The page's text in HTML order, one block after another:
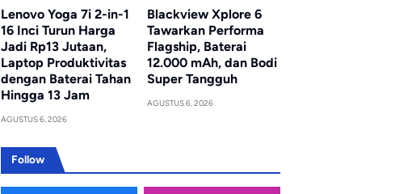
Lenovo Yoga 7i 2-in-1
16 Inci Turun Harga
Jadi Rp13 Jutaan,
Laptop Produktivitas
dengan Baterai Tahan
Hingga 13 Jam
AGUSTUS 6, 2026
Blackview Xplore 6
Tawarkan Performa
Flagship, Baterai
12.000 mAh, dan Bodi
Super Tangguh
AGUSTUS 6, 2026
Follow